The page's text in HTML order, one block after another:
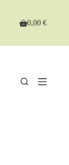
Shopping
0,00€